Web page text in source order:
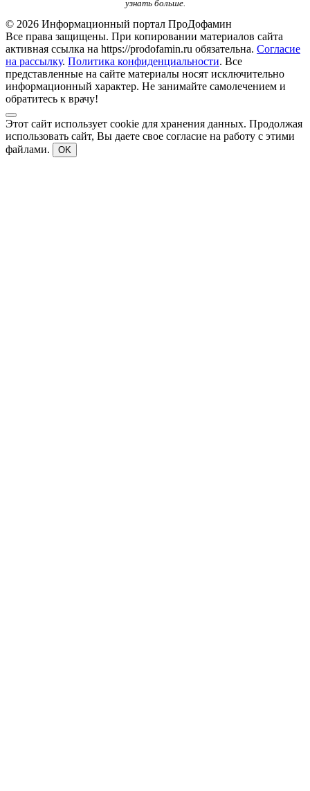
узнать больше.
© 2026 Информационный портал ПроДофамин
Все права защищены. При копировании материалов сайта
активная ссылка на https://prodofamin.ru обязательна. Согласие
на рассылку. Политика конфиденциальности. Все
представленные на сайте материалы носят исключительно
информационный характер. Не занимайте самолечением и
обратитесь к врачу!
Этот сайт использует cookie для хранения данных. Продолжая
использовать сайт, Вы даете свое согласие на работу с этими
файлами.
OK